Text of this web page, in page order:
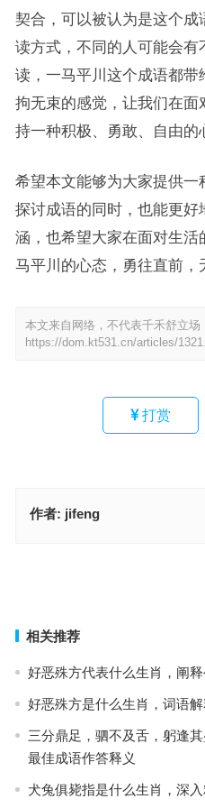
契合，可以被认为是这个
读方式，不同的人可能会
读，一马平川这个成语都
拘无束的感觉，让我们在
持一种积极、勇敢、自由的
希望本文能够为大家提供
探讨成语的同时，也能更好
涵，也希望大家在面对生
马平川的心态，勇往直前，
本文来自网络，不代表千禾舒立场
https://dom.kt531.cn/articles/
打赏
作者: jifeng
相关推荐
好恶殊方代表什么生肖，阐
好恶殊方是什么生肖，词语
三分鼎足，驷不及舌，躬逢
最佳成语作答释义
犬兔俱毙指是什么生肖，深